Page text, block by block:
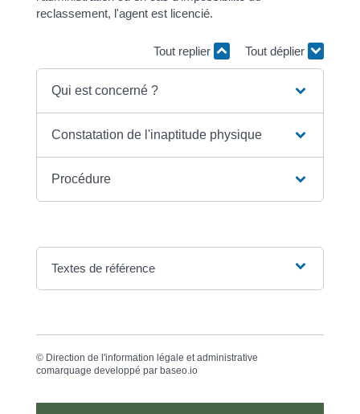
reclassement, l'agent est licencié.
Tout replier Tout déplier
Qui est concerné ?
Constatation de l'inaptitude physique
Procédure
Textes de référence
© Direction de l'information légale et administrative
comarquage developpé par baseo.io